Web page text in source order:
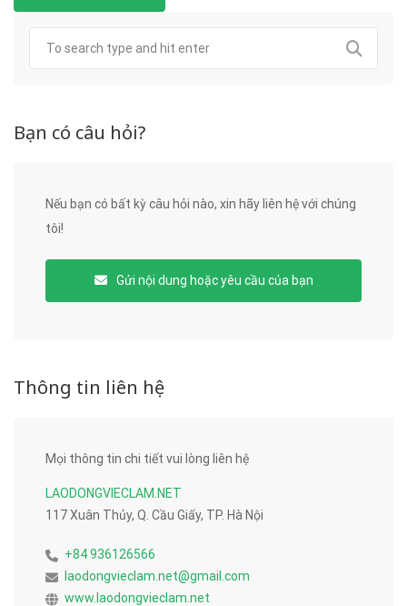
Bạn có câu hỏi?
Nếu bạn có bất kỳ câu hỏi nào, xin hãy liên hệ với chúng
tôi!
Gửi nội dung hoặc yêu cầu của bạn
Thông tin liên hệ
Mọi thông tin chi tiết vui lòng liên hệ
LAODONGVIECLAM.NET
117 Xuân Thủy, Q. Cầu Giấy, TP. Hà Nội
+84 936126566
laodongvieclam.net@gmail.com
www.laodongvieclam.net